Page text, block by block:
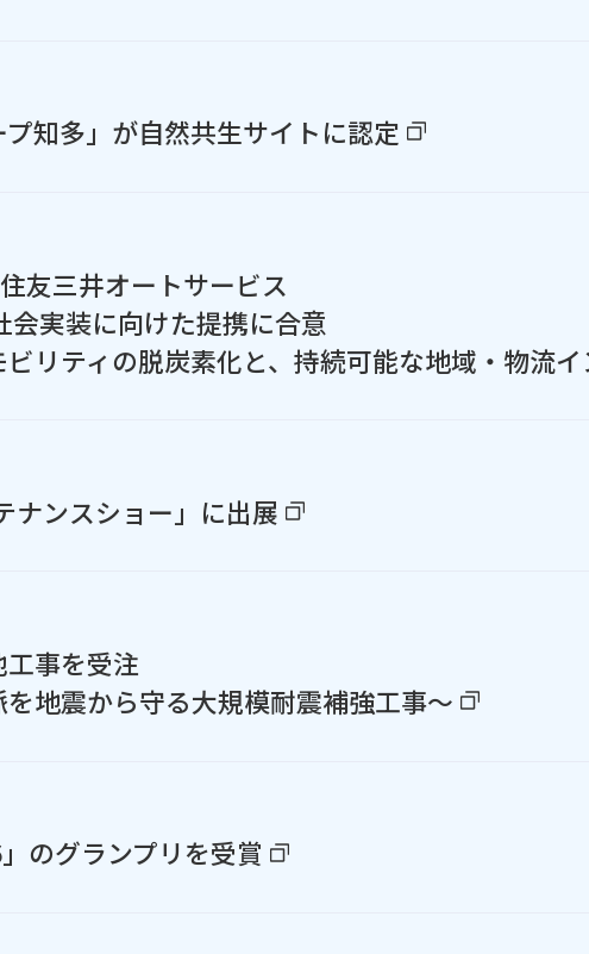
知多」が自然共生サイトに認定
友三井オートサービス
会実装に向けた提携に合意
リティの脱炭素化と、持続可能な地域・物流
ナンスショー」に出展
事を受注
地震から守る大規模耐震補強工事～
のグランプリを受賞